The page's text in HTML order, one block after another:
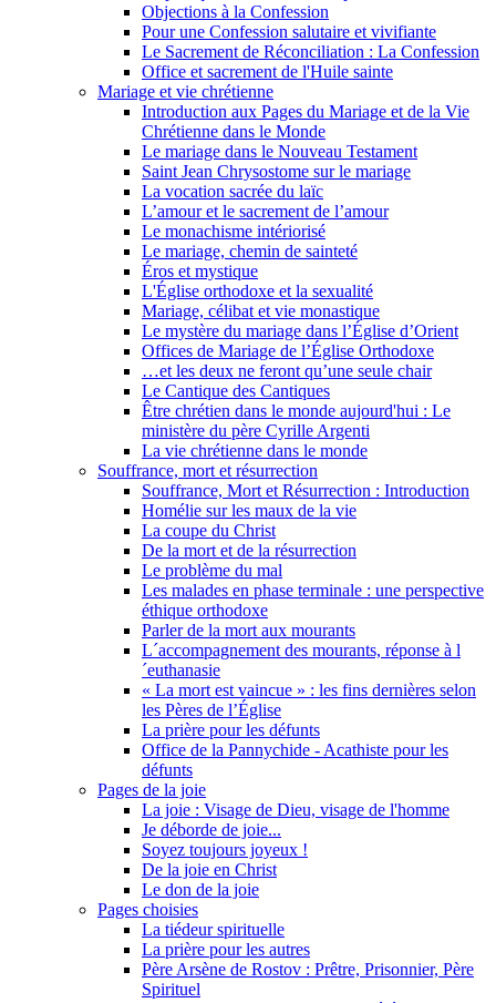
Objections à la Confession
Pour une Confession salutaire et vivifiante
Le Sacrement de Réconciliation : La Confession
Office et sacrement de l'Huile sainte
Mariage et vie chrétienne
Introduction aux Pages du Mariage et de la Vie
Chrétienne dans le Monde
Le mariage dans le Nouveau Testament
Saint Jean Chrysostome sur le mariage
La vocation sacrée du laïc
L’amour et le sacrement de l’amour
Le monachisme intériorisé
Le mariage, chemin de sainteté
Éros et mystique
L'Église orthodoxe et la sexualité
Mariage, célibat et vie monastique
Le mystère du mariage dans l’Église d’Orient
Offices de Mariage de l’Église Orthodoxe
…et les deux ne feront qu’une seule chair
Le Cantique des Cantiques
Être chrétien dans le monde aujourd'hui : Le
ministère du père Cyrille Argenti
La vie chrétienne dans le monde
Souffrance, mort et résurrection
Souffrance, Mort et Résurrection : Introduction
Homélie sur les maux de la vie
La coupe du Christ
De la mort et de la résurrection
Le problème du mal
Les malades en phase terminale : une perspective
éthique orthodoxe
Parler de la mort aux mourants
L´accompagnement des mourants, réponse à l
´euthanasie
« La mort est vaincue » : les fins dernières selon
les Pères de l’Église
La prière pour les défunts
Office de la Pannychide - Acathiste pour les
défunts
Pages de la joie
La joie : Visage de Dieu, visage de l'homme
Je déborde de joie...
Soyez toujours joyeux !
De la joie en Christ
Le don de la joie
Pages choisies
La tiédeur spirituelle
La prière pour les autres
Père Arsène de Rostov : Prêtre, Prisonnier, Père
Spirituel